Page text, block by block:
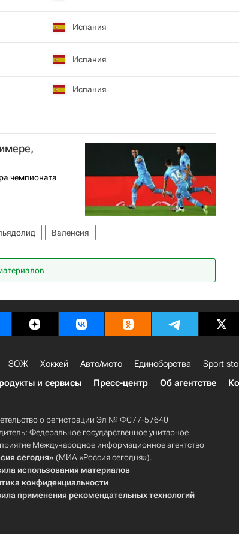
Испания
Испания
Испания
чемпионата
Валенсия
ЗОЖ Хоккей Авто/мото Единоборства Sport
и сервисы Пресс-центр Об агентстве
о регистрации Эл № ФС77-57640
Федеральное государственное унитарное
Международное информационное агентство
сегодня» (МИА «Россия сегодня»).
использования материалов
конфиденциальности
применения рекомендательных технологий